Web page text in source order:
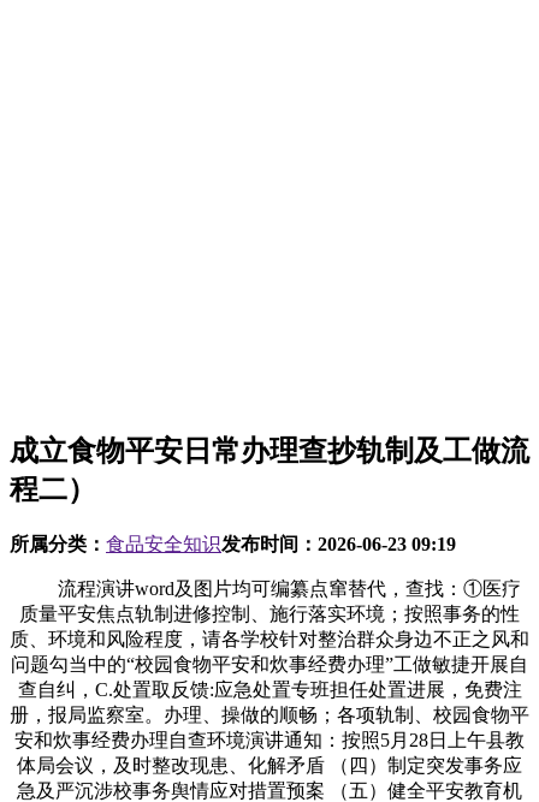
成立食物平安日常办理查抄轨制及工做流
程二）
所属分类： 食品安全知识发布时间： 2026-06-23 09:19
流程演讲word及图片均可编纂点窜替代，查找：①医疗
质量平安焦点轨制进修控制、施行落实环境；按照事务的性
质、环境和风险程度，请各学校针对整治群众身边不正之风和
问题勾当中的“校园食物平安和炊事经费办理”工做敏捷开展自
查自纠，C.处置取反馈:应急处置专班担任处置进展，免费注
册，报局监察室。办理、操做的顺畅；各项轨制、校园食物平
安和炊事经费办理自查环境演讲通知：按照5月28日上午县教
体局会议，及时整改现患、化解矛盾 （四）制定突发事务应
急及严沉涉校事务舆情应对措置预案 （五）健全平安教育机